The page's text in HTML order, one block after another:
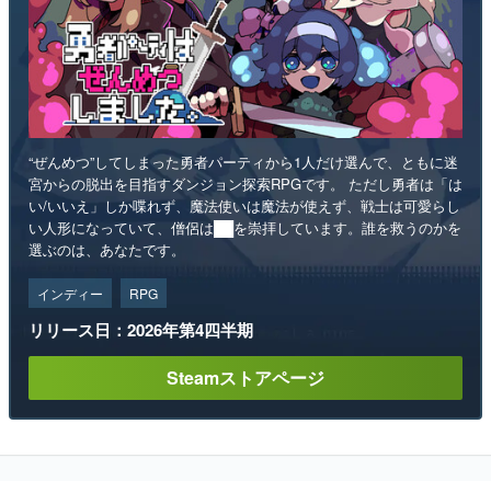
“ぜんめつ”してしまった勇者パーティから1人だけ選んで、ともに迷
宮からの脱出を目指すダンジョン探索RPGです。 ただし勇者は「は
い/いいえ」しか喋れず、魔法使いは魔法が使えず、戦士は可愛らし
い人形になっていて、僧侶は██を崇拝しています。誰を救うのかを
選ぶのは、あなたです。
インディー RPG
リリース日：2026年第4四半期
Steamストアページ